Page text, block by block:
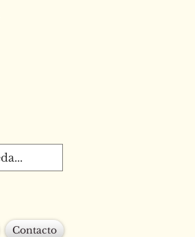
Contacto